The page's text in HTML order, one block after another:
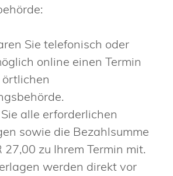
Sie telefonisch oder
online einen Termin
alle erforderlichen
sowie die Bezahlsumme
27,00 zu Ihrem Termin mit.
werden direkt vor